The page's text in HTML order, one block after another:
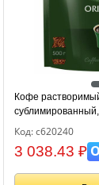
Кофе
сублимированный,
упаковка, 8052130
Код: с620240
3 038.43 ₽